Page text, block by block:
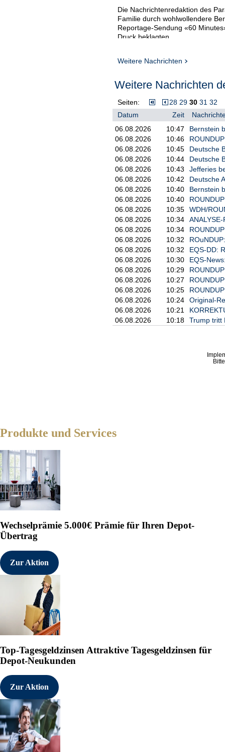
Die Nachrichtenredaktion des
Familie durch wohlwollendere
Reportage-Sendung «60
Druck beklagten.
Gewicht
kleineren Playern der Branche.
des Bezahlsenders HBO.
Weitere Nachrichten
Weitere Nachrichten
Seiten: 28 29 30 31 32
Datum
Zeit
06.08.2026
10:47
Bernstein
06.08.2026
10:46
06.08.2026
10:45
Deutsche
06.08.2026
10:44
Deutsche
06.08.2026
10:43
Jefferies
06.08.2026
10:42
Deutsche
06.08.2026
10:40
Bernstein
06.08.2026
10:40
06.08.2026
10:35
WDH/
06.08.2026
10:34
06.08.2026
10:34
06.08.2026
10:32
06.08.2026
10:32
EQS-DD:
06.08.2026
10:30
EQS-
06.08.2026
10:29
06.08.2026
10:27
06.08.2026
10:25
06.08.2026
10:24
Original-
06.08.2026
10:21
06.08.2026
10:18 Trump tritt
Produkte und Services
Wechselprämie 5.000€ Prämie für Ihren Depot-
Übertrag
Zur Aktion
Top-Tagesgeldzinsen Attraktive Tagesgeldzinsen für
Depot-Neukunden
Zur Aktion